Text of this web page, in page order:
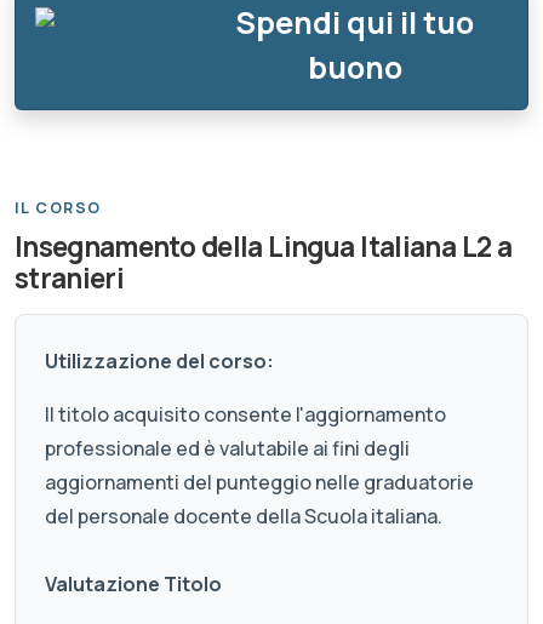
Spendi qui il tuo
buono
IL CORSO
Insegnamento della Lingua Italiana L2 a
stranieri
Utilizzazione del corso:
Il titolo acquisito consente l'aggiornamento
professionale ed è valutabile ai fini degli
aggiornamenti del punteggio nelle graduatorie
del personale docente della Scuola italiana.
Valutazione Titolo